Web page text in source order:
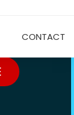
CONTACT